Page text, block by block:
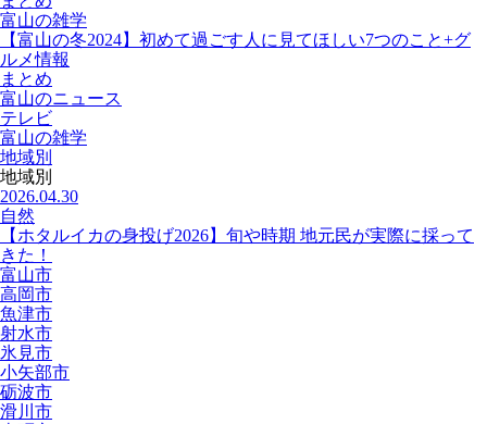
富山の雑学
【富山の冬2024】初めて過ごす人に見てほしい7つのこと+グ
ルメ情報
まとめ
富山のニュース
テレビ
富山の雑学
地域別
地域別
2026.04.30
自然
【ホタルイカの身投げ2026】旬や時期 地元民が実際に採って
きた！
富山市
高岡市
魚津市
射水市
氷見市
小矢部市
砺波市
滑川市